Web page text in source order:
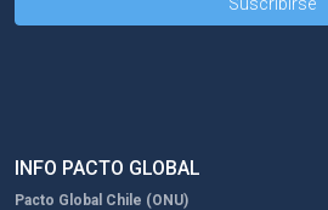
INFO PACTO GLOBAL
Pacto Global Chile (ONU)